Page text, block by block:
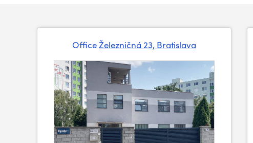
OfficeŽelezničná 23, Bratislava